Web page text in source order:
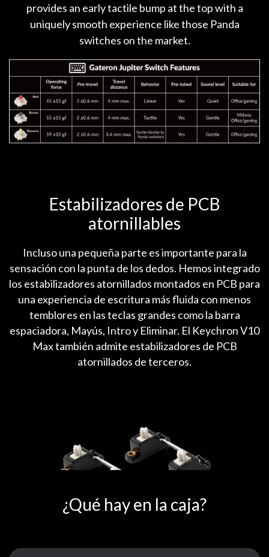
provides an early tactile bump at the top with a
uniquely smooth experience like those Panda
switches on the market.
Estabilizadores de PCB
atornillables
Incluso una pequeña parte es importante para la
sensación con la punta de los dedos. Hemos integrado
los estabilizadores atornillados montados en PCB para
una experiencia de escritura más fluida con menos
temblores en las teclas grandes como la barra
espaciadora, Mayús, Intro y Eliminar. El Keychron V10
Max también admite estabilizadores de PCB
atornillados de terceros.
¿Qué hay en la caja?